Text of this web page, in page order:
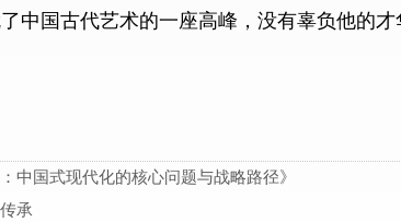
中国古代艺术的一座高峰，没有辜负他的才
中国式现代化的核心问题与战略路径》
承